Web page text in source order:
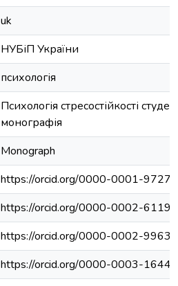
uk
НУБіП України
психологія
Психологія стресостійкості
монографія
Monograph
https://orcid.org/0000-0001-
https://orcid.org/0000-0002-
https://orcid.org/0000-0002-
https://orcid.org/0000-0003-